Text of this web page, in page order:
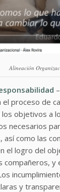
Alineación
el proceso de
los objetivos a
necesarios
así como las
el logro del
y
y